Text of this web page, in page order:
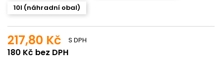
10l (náhradní obal)
217,80 Kč
180 Kč bez DPH
S DPH